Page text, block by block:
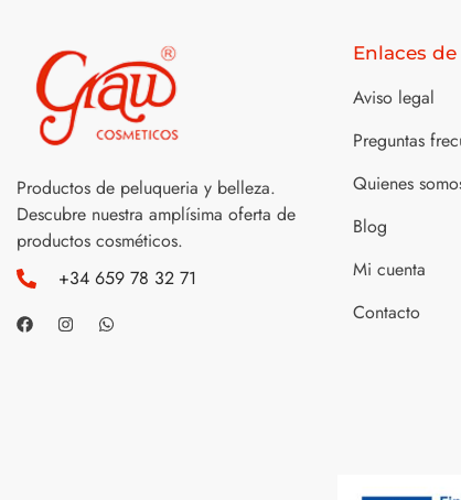
Productos de peluqueria y belleza.
Descubre nuestra amplísima oferta de
productos cosméticos.
+34 659 78 32 71
Enlaces
Aviso legal
Preguntas
Quienes
Blog
Mi cuenta
Contacto